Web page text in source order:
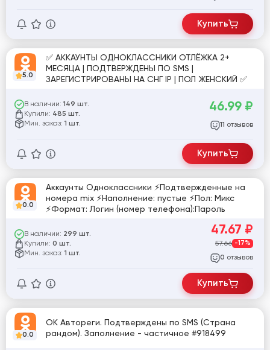
Купить
5.0
✅ АККАУНТЫ ОДНОКЛАССНИКИ ОТЛЁЖКА 2+
МЕСЯЦА | ПОДТВЕРЖДЕНЫ ПО SMS |
ЗАРЕГИСТРИРОВАНЫ НА СНГ IP | ПОЛ ЖЕНСКИЙ ✅
В наличии: 149 шт.
Купили: 485 шт.
Мин. заказ: 1 шт.
46.99 ₽
11 отзывов
Купить
0.0
Аккаунты Одноклассники ⚡Подтвержденные на
номера mix ⚡Наполнение: пустые ⚡Пол: Микс
⚡Формат: Логин (номер телефона):Пароль
В наличии: 299 шт.
Купили: 0 шт.
Мин. заказ: 1 шт.
47.67 ₽
57.66 -17%
0 отзывов
Купить
0.0
OK Автореги. Подтверждены по SMS (Страна
рандом). Заполнение - частичное #918499